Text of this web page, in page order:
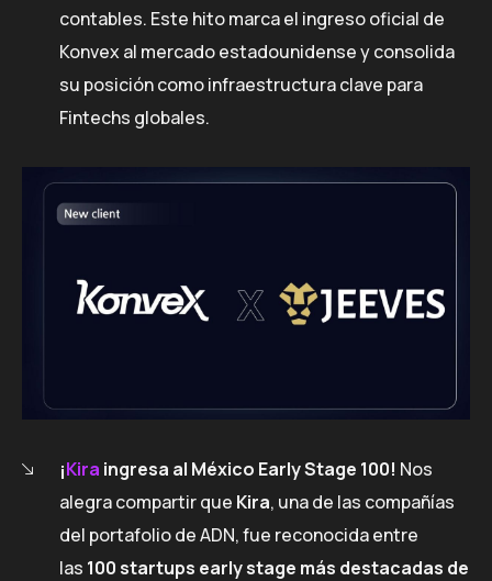
contables. Este hito marca el ingreso oficial de
Konvex al mercado estadounidense y consolida
su posición como infraestructura clave para
Fintechs globales.
¡Kira ingresa al México Early Stage 100! Nos
alegra compartir que Kira, una de las compañías
del portafolio de ADN, fue reconocida entre
las 100 startups early stage más destacadas de